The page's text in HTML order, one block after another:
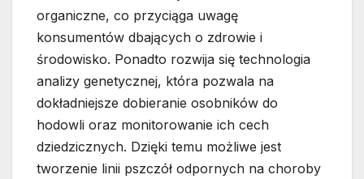
organiczne, co przyciąga uwagę
konsumentów dbających o zdrowie i
środowisko. Ponadto rozwija się technologia
analizy genetycznej, która pozwala na
dokładniejsze dobieranie osobników do
hodowli oraz monitorowanie ich cech
dziedzicznych. Dzięki temu możliwe jest
tworzenie linii pszczół odpornych na choroby